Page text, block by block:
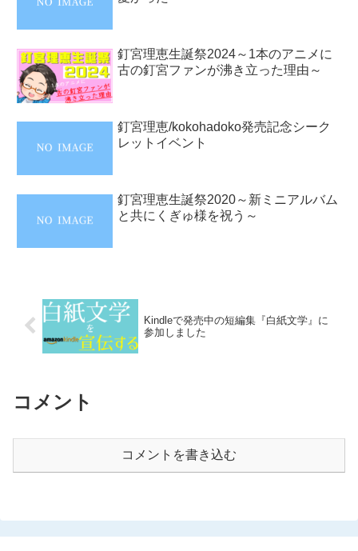
釘宮理恵生誕祭2024～1本のアニメに
古の釘宮ファンが沸き立った理由～
釘宮理恵/kokohadoko発売記念シーク
レットイベント
釘宮理恵生誕祭2020～新ミニアルバム
と共にくぎゅ様を祝う～
Kindleで発売中の短編集『白紙文学』に
参加しました
コメント
コメントを書き込む